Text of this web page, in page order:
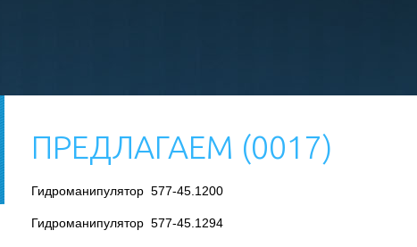
ПРЕДЛАГАЕМ (0017)
Гидроманипулятор 577-45.1200
Гидроманипулятор 577-45.1294